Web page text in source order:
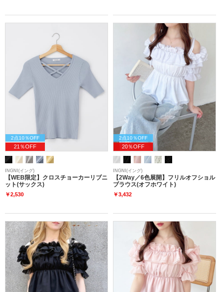
2点10％OFF
21％OFF
INGNI(イング)
【WEB限定】クロスチョーカーリブニ
ット(サックス)
￥2,530
2点10％OFF
20％OFF
INGNI(イング)
【2Way／6色展開】フリルオフショル
ブラウス(オフホワイト)
￥3,432